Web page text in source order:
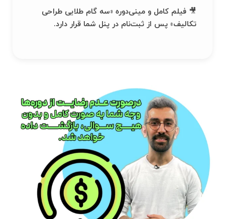
🎥 فیلم کامل و مینی‌دوره «سه گام طلایی طراحی
تکالیف» پس از ثبت‌نام در پنل شما قرار دارد.